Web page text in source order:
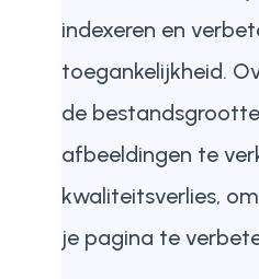
indexeren en
toegankelijkheid.
de
afbeeldingen te
kwaliteitsverlies,
je pagina te